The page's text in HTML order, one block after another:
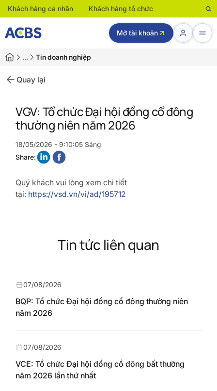
Khách hàng cá nhân Khách hàng tổ chức
Mở tài khoản
… Tin doanh nghiệp
Quay lại
VGV: Tổ chức Đại hội đồng cổ đông
thường niên năm 2026
18/05/2026 - 9:10:05 Sáng
Share:
Quý khách vui lòng xem chi tiết
tại: https://vsd.vn/vi/ad/195712
Tin tức liên quan
BQP: Tổ chức Đại hội đồng cổ đông thường niên
năm 2026
07/08/2026
VCE: Tổ chức Đại hội đồng cổ đông bất thường
năm 2026 lần thứ nhất
07/08/2026